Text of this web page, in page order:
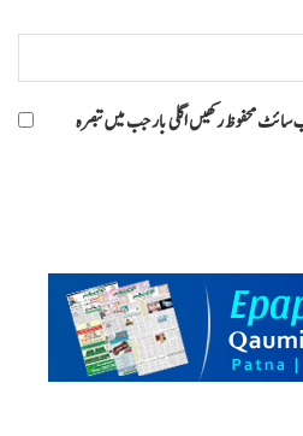
محفوظ رکھیں اگلی بار جب میں تبصرہ